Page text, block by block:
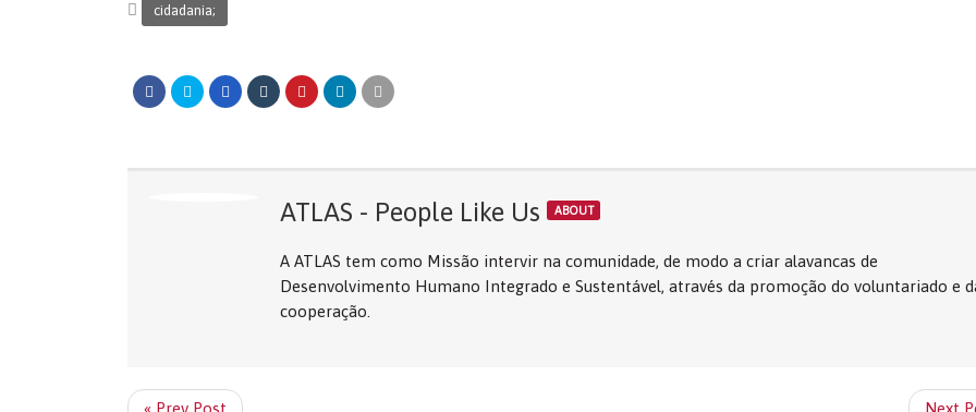
cidadania;
ATLAS - People Like Us ABOUT
A ATLAS tem como Missão intervir na comunidade, de modo a criar alavancas de
Desenvolvimento Humano Integrado e Sustentável, através da promoção do voluntariado e
cooperação.
« Prev Post Next